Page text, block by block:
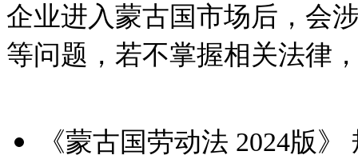
企业进入蒙古国市场后，会
等问题，若不掌握相关法律
《蒙古国劳动法 2024版